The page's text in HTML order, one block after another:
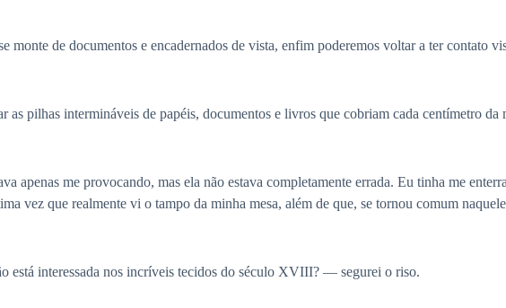
monte de documentos e encadernados de vista, enfim poderemos voltar a ter contato
as pilhas intermináveis de papéis, documentos e livros que cobriam cada centímetro da
apenas me provocando, mas ela não estava completamente errada. Eu tinha me
vez que realmente vi o tampo da minha mesa, além de que, se tornou comum
está interessada nos incríveis tecidos do século XVIII? — segurei o riso.